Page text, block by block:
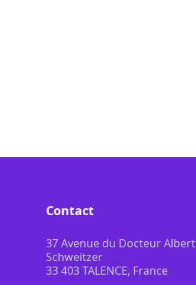
Contact
37 Avenue du Docteur Albert
Schweitzer
33 403 TALENCE, France